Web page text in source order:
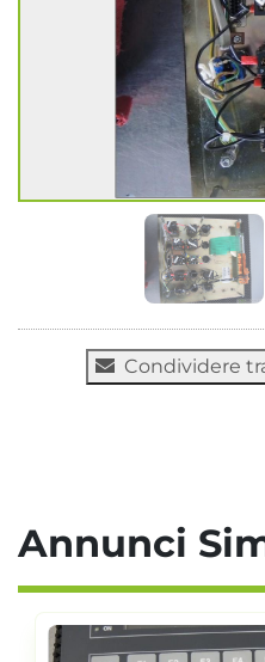
Condividere
Annunci